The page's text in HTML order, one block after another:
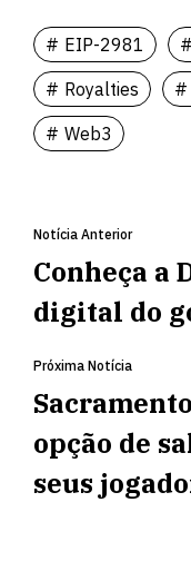
EIP-2981
Royalties
Web3
Notícia Anterior
Conheça a
digital do
Próxima Notícia
opção de
seus